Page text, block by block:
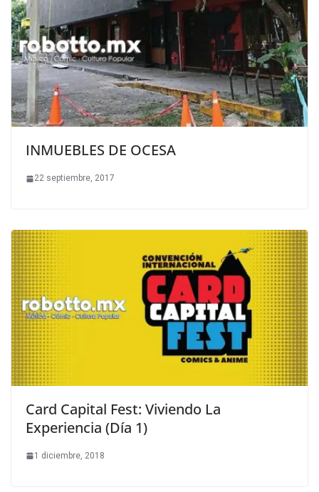
INMUEBLES DE OCESA
22 septiembre, 2017
Card Capital Fest: Viviendo La
Experiencia (Día 1)
1 diciembre, 2018